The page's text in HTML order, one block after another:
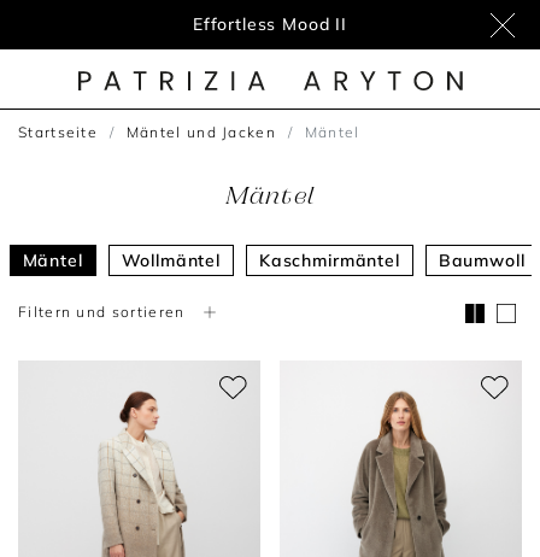
Effortless Mood II
Startseite Mäntel und Jacken Mäntel
Mäntel
Mäntel Wollmäntel Kaschmirmäntel Baumwoll
Filtern und sortieren